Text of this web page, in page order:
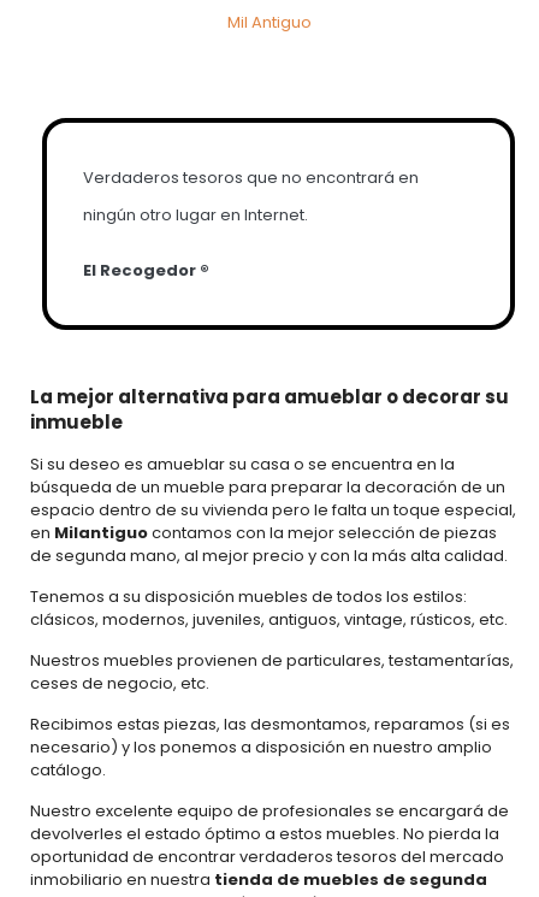
Mil Antiguo
Verdaderos tesoros que no encontrará en
ningún otro lugar en Internet.
El Recogedor ®
La mejor alternativa para amueblar o decorar su
inmueble
Si su deseo es amueblar su casa o se encuentra en la
búsqueda de un mueble para preparar la decoración de un
espacio dentro de su vivienda pero le falta un toque especial,
en Milantiguocontamos con la mejor selección de piezas
de segunda mano, al mejor precio y con la más alta calidad.
Tenemos a su disposición muebles de todos los estilos:
clásicos, modernos, juveniles, antiguos, vintage, rústicos, etc.
Nuestros muebles provienen de particulares, testamentarías,
ceses de negocio, etc.
Recibimos estas piezas, las desmontamos, reparamos (si es
necesario) y los ponemos a disposición en nuestro amplio
catálogo.
Nuestro excelente equipo de profesionales se encargará de
devolverles el estado óptimo a estos muebles. No pierda la
oportunidad de encontrar verdaderos tesoros del mercado
inmobiliario en nuestra tienda de muebles de segunda